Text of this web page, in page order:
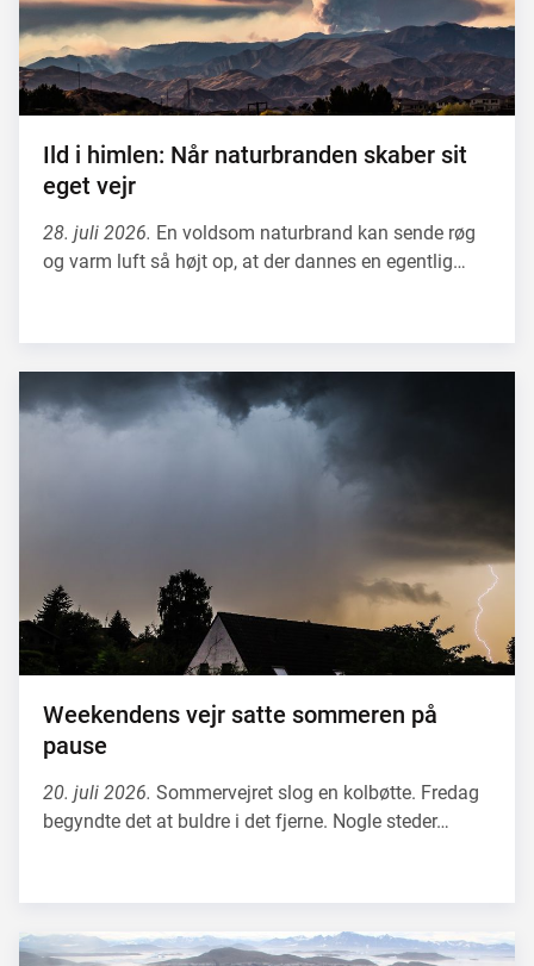
Ild i himlen: Når naturbranden skaber sit
eget vejr
28. juli 2026. En voldsom naturbrand kan sende røg
og varm luft så højt op, at der dannes en egentlig…
Weekendens vejr satte sommeren på
pause
20. juli 2026. Sommervejret slog en kolbøtte. Fredag
begyndte det at buldre i det fjerne. Nogle steder…